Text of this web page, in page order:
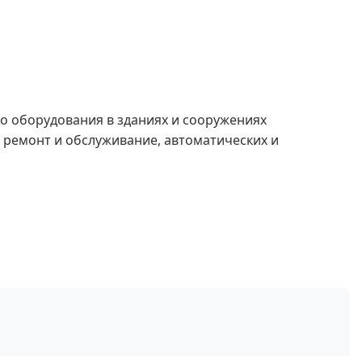
в зданиях и сооружениях
и обслуживание, автоматических и